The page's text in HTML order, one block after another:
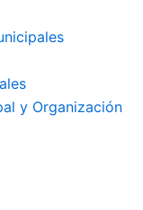
y Organización